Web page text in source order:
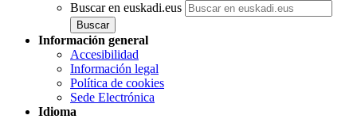
Buscar en euskadi.eus
Información general
Accesibilidad
Información legal
Política de cookies
Sede Electrónica
Idioma